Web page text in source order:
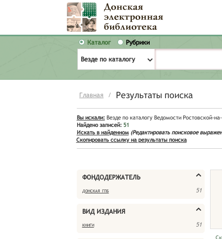
Каталог Рубрики
Везде по каталогу
Главная / Результаты поиска
Вы искали: Везде по каталогу Ведомости Ростовской-
Найдено записей: 51
Искать в найденном(Редактировать поисковое
Скопировать ссылку на результаты поиска
ФОНДОДЕРЖАТЕЛЬ
донская гпб 51
ВИД ИЗДАНИЯ
книги 51